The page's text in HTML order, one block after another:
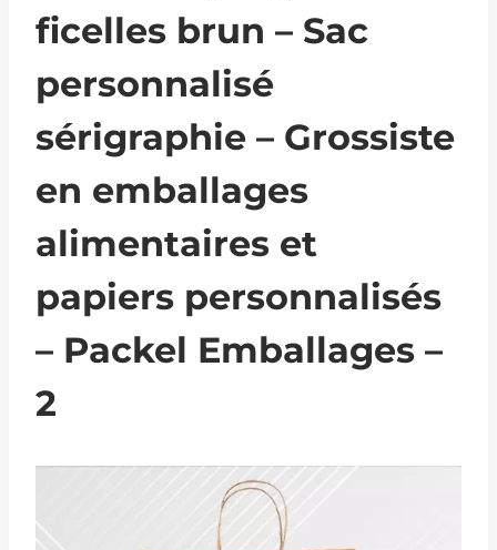
ficelles brun – Sac
personnalisé
sérigraphie – Grossiste
en emballages
alimentaires et
papiers personnalisés
– Packel Emballages –
2